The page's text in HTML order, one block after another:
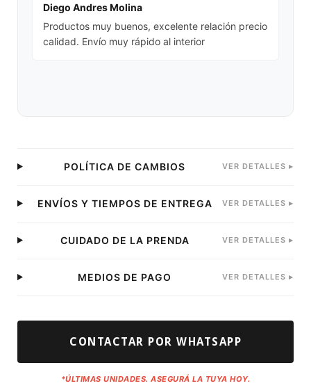
Diego Andres Molina
Productos muy buenos, excelente relación precio
calidad. Envío muy rápido al interior
POLÍTICA DE CAMBIOS VER DETALLES ▸
ENVÍOS Y TIEMPOS DE ENTREGA VER DETALLES ▸
CUIDADO DE LA PRENDA VER DETALLES ▸
MEDIOS DE PAGO VER DETALLES ▸
CONTACTAR POR WHATSAPP
*ÚLTIMAS UNIDADES. ASEGURÁ LA TUYA HOY.